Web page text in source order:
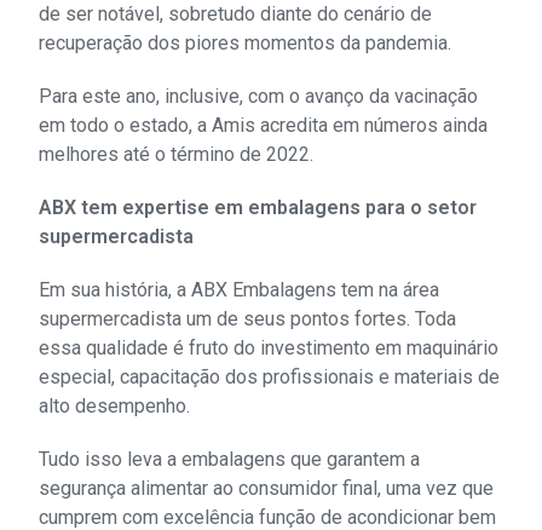
de ser notável, sobretudo diante do cenário de
recuperação dos piores momentos da pandemia.
Para este ano, inclusive, com o avanço da vacinação
em todo o estado, a Amis acredita em números ainda
melhores até o término de 2022.
ABX tem expertise em embalagens para o setor
supermercadista
Em sua história, a ABX Embalagens tem na área
supermercadista um de seus pontos fortes. Toda
essa qualidade é fruto do investimento em maquinário
especial, capacitação dos profissionais e materiais de
alto desempenho.
Tudo isso leva a embalagens que garantem a
segurança alimentar ao consumidor final, uma vez que
cumprem com excelência função de acondicionar bem